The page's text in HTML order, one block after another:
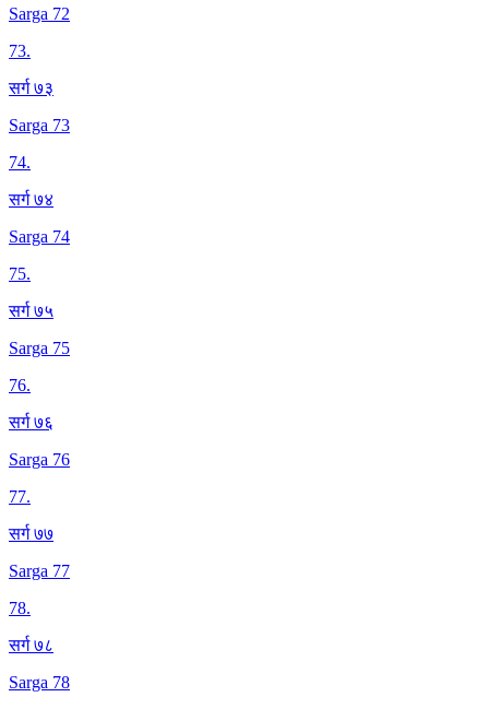
Sarga 72
73.
सर्ग ७३
Sarga 73
74.
सर्ग ७४
Sarga 74
75.
सर्ग ७५
Sarga 75
76.
सर्ग ७६
Sarga 76
77.
सर्ग ७७
Sarga 77
78.
सर्ग ७८
Sarga 78